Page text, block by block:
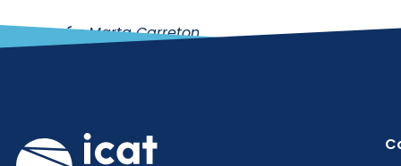
Autoría:Marta Carreton